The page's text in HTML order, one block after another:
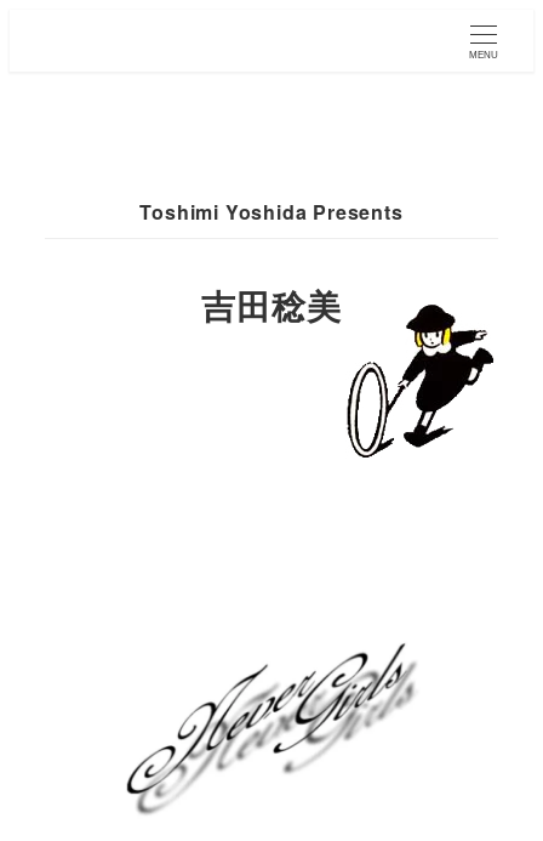
MENU
Toshimi Yoshida Presents
吉田稔美